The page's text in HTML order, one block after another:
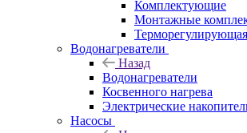
Комплектующие
Монтажные
Водонагреватели
Назад
Водонагреватели
Косвенного нагрева
Электрические
Насосы